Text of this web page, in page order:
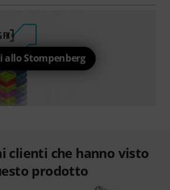
allo Stompenberg
clienti che hanno visto
prodotto